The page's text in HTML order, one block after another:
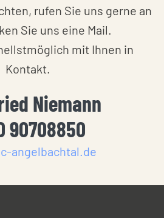
rufen Sie uns gerne an
Sie uns eine Mail.
mit Ihnen in
Kontakt.
Niemann
90708850
angelbachtal.de